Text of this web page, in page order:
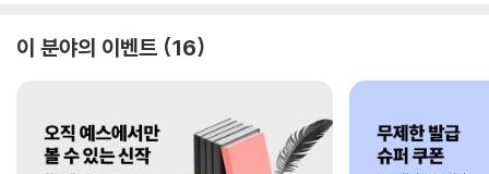
이 분야의 이벤트 16